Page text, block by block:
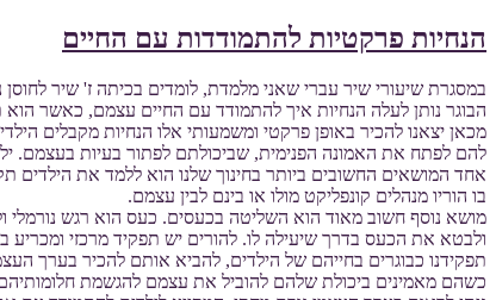
הנחיות פרקטיות להתמודדות עם החיים
במסגרת שיעורי שיר עברי שאני מלמדת, לומדים בכיתה ז' שיר
הבוגר נותן לעלה הנחיות איך להתמודד עם החיים עצמם, כאשר
מכאן יצאנו להכיר באופן פרקטי ומשמעותי אלו הנחיות מקבלים
להם לפתח את האמונה הפנימית, שביכולתם לפתור בעיות בעצמם. ילד
אחד המושאים החשובים ביותר בחינוך שלנו הוא ללמד את הילדים
בו הוריו מנהלים קונפליקט מולו או בינם לבין עצמם.
מושא נוסף חשוב מאוד הוא השליטה בכעסים. כעס הוא רגש
ולבטא את הכעס בדרך שיעילה לו. להורים יש תפקיד מרכזי ומכריע
תפקידנו כבוגרים בחייהם של הילדים, להביא אותם להכיר בערך
כשהם מאמינים ביכולת שלהם להוביל את עצמם להגשמת